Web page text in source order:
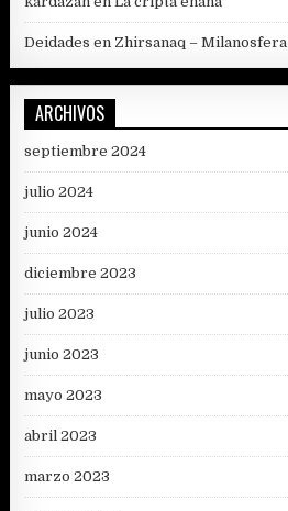
Deidades en Zhirsanaq – Milanosfera
ARCHIVOS
septiembre 2024
julio 2024
junio 2024
diciembre 2023
julio 2023
junio 2023
mayo 2023
abril 2023
marzo 2023